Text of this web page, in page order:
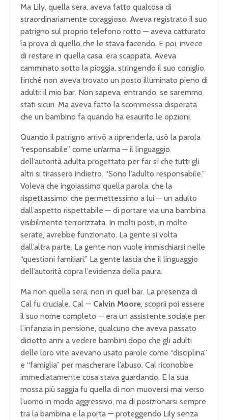
Ma Lily, quella sera, aveva fatto qualcosa di
straordinariamente coraggioso. Aveva registrato il suo
patrigno sul proprio telefono rotto — aveva catturato
la prova di quello che le stava facendo. E poi, invece
di restare in quella casa, era scappata. Aveva
camminato sotto la pioggia, stringendo il suo coniglio,
finché non aveva trovato un posto illuminato pieno di
adulti: il mio bar. Non sapeva, entrando, se saremmo
stati sicuri. Ma aveva fatto la scommessa disperata
che un bambino fa quando ha esaurito le opzioni.
Quando il patrigno arrivò a riprenderla, usò la parola
“responsabile” come un’arma — il linguaggio
dell’autorità adulta progettato per far sì che tutti gli
altri si tirassero indietro. “Sono l’adulto responsabile.”
Voleva che ingoiassimo quella parola, che la
rispettassimo, che permettessimo a lui — un adulto
dall’aspetto rispettabile — di portare via una bambina
visibilmente terrorizzata. In molti posti, in molte
serate, avrebbe funzionato. La gente si volta
dall’altra parte. La gente non vuole immischiarsi nelle
“questioni familiari.” La gente lascia che il linguaggio
dell’autorità copra l’evidenza della paura.
Ma non quella sera, non in quel bar. La presenza di
Cal fu cruciale. Cal — Calvin Moore, scoprii poi essere
il suo nome completo — era un assistente sociale per
l’infanzia in pensione, qualcuno che aveva passato
diciotto anni a vedere bambini dopo che gli adulti
delle loro vite avevano usato parole come “disciplina”
e “famiglia” per mascherare l’abuso. Cal riconobbe
immediatamente cosa stava guardando. E la sua
mossa più saggia fu quella di non muoversi mai verso
l’uomo in modo aggressivo, ma di posizionarsi sempre
tra la bambina e la porta — proteggendo Lily senza